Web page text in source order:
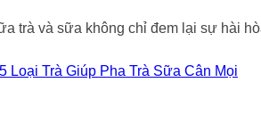
trà và sữa không chỉ đem lại sự hài
Loại Trà Giúp Pha Trà Sữa Cân Mọi